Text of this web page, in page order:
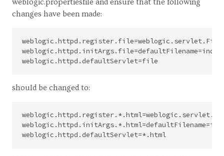
weblogic.propertiesfile and ensure that the following
changes have been made:
should be changed to: